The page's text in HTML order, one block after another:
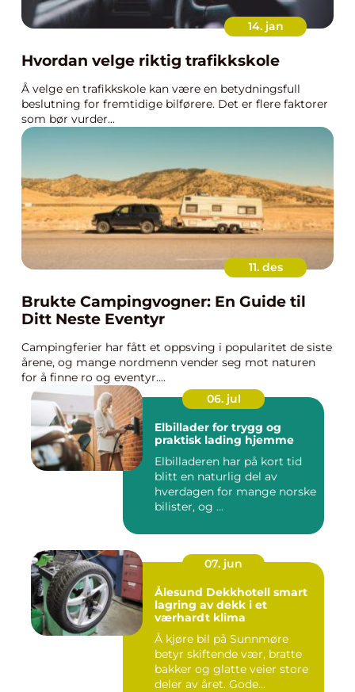
14. jan
Hvordan velge riktig trafikkskole
Å velge en trafikkskole kan være en betydningsfull
beslutning for fremtidige bilførere. Det er flere faktorer
som bør vurder...
11. des
Brukte Campingvogner: En Guide til
Ditt Neste Eventyr
Campingferier har fått et oppsving i popularitet de siste
årene, og mange nordmenn vender seg mot naturen
for å finne ro og eventyr....
06. jul
Elbillader for trygg og
praktisk lading hjemme
Elbilladeren har på kort tid
blitt en naturlig del av
hverdagen for mange norske
bilister, og ...
07. jun
Ålesund Dekkhotell smart
lagring av dekk i et
værhardt klima
Å kjøre bil på Sunnmøre
betyr skiftende vær, bratte
bakker og glatte veier store
deler av året. Gode...